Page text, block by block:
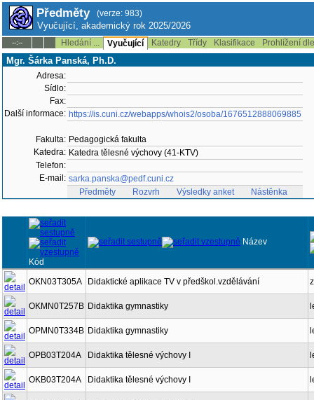
Předměty (verze: 983)
Vyučující, akademický rok 2025/2026
--:-- Hledání ... Vyučující Katedry Třídy Klasifikace Prohlížení
Mgr. Šárka Panská, Ph.D.
Adresa:
Sídlo:
Fax:
Další informace: https://is.cuni.cz/webapps/whois2/osoba/1676512888069885
Fakulta: Pedagogická fakulta
Katedra: Katedra tělesné výchovy (41-KTV)
Telefon:
E-mail: sarka.panska@pedf.cuni.cz
Předměty
Rozvrh Výsledky anket Nástěnka
Kód
Název
OKN03T305A Didaktické aplikace TV v předškol.vzdělávání
OKMN0T257B Didaktika gymnastiky
OPMN0T334B Didaktika gymnastiky
OPB03T204A Didaktika tělesné výchovy I
OKB03T204A Didaktika tělesné výchovy I